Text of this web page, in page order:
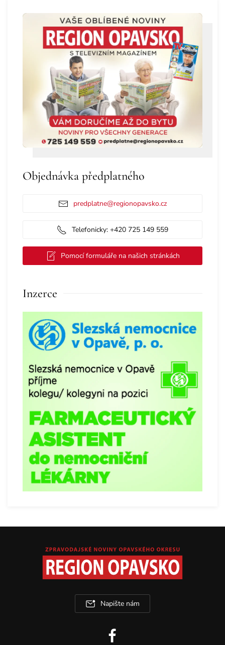
Objednávka předplatného
predplatne@regionopavsko.cz
Telefonicky: +420 725 149 559
Pomocí formuláře na našich stránkách
Inzerce
Napište nám